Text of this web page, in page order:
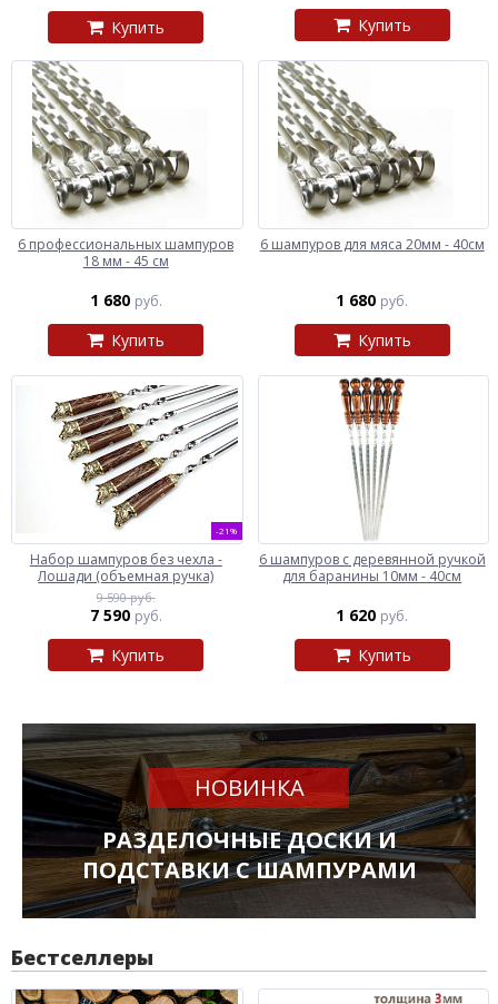
Купить Купить
6 профессиональных шампуров
18 мм - 45 см
1 680 руб.
Купить
6 шампуров для мяса 20мм - 40см
1 680 руб.
Купить
-21%
Набор шампуров без чехла -
Лошади (объемная ручка)
9 590 руб.
7 590 руб.
Купить
6 шампуров с деревянной ручкой
для баранины 10мм - 40см
1 620 руб.
Купить
НОВИНКА
РАЗДЕЛОЧНЫЕ ДОСКИ И
ПОДСТАВКИ С ШАМПУРАМИ
Бестселлеры